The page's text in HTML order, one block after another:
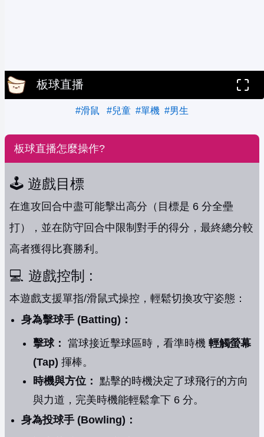
板球直播
#滑鼠 #兒童 #單機 #男生
板球直播怎麼操作?
🕹️ 遊戲目標
在進攻回合中盡可能擊出高分（目標是 6 分全壘
打），並在防守回合中限制對手的得分，最終總分較
高者獲得比賽勝利。
💻 遊戲控制 :
本遊戲支援單指/滑鼠式操控，輕鬆切換攻守姿態：
身為擊球手 (Batting)：
擊球： 當球接近擊球區時，看準時機 輕觸螢幕
(Tap) 揮棒。
時機與方位： 點擊的時機決定了球飛行的方向
與力道，完美時機能輕鬆拿下 6 分。
身為投球手 (Bowling)：